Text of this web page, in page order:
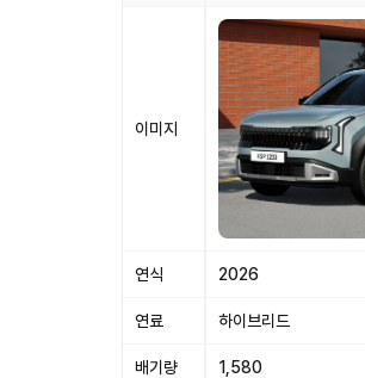
이미지
연식 2026
연료 하이브리드
배기량 1,580